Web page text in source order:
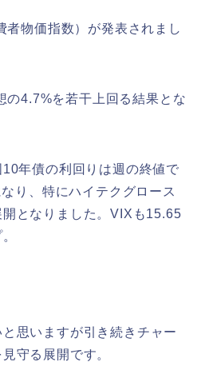
者物価指数）が発表されまし
の4.7%を若干上回る結果とな
年債の利回りは週の終値で
り、特にハイテクグロース
となりました。VIXも15.65
思いますが引き続きチャー
守る展開です。